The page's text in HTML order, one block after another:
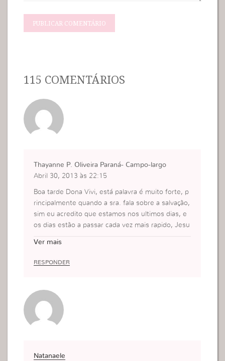
115 COMENTÁRIOS
Thayanne P. Oliveira Paraná- Campo-largo
Abril 30, 2013 às 22:15
Boa tarde Dona Vivi, está palavra é muito forte, p
rincipalmente quando a sra. fala sobre a salvação,
sim eu acredito que estamos nos ultimos dias, e
os dias estão a passar cada vez mais rapido, Jesu
Ver mais
RESPONDER
Natanaele